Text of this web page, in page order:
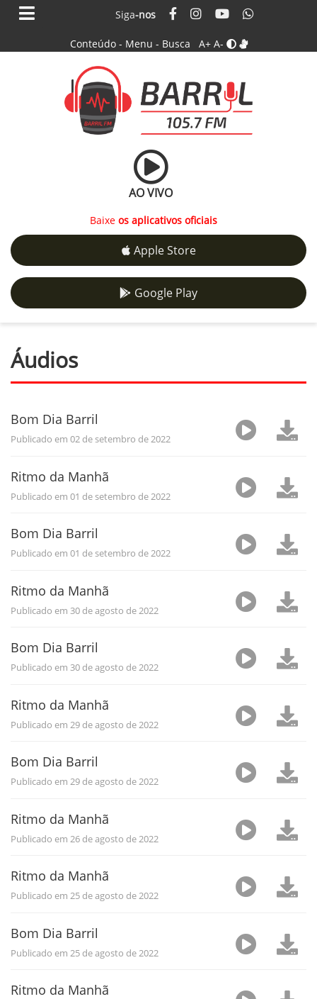
Siga-nos
Conteúdo - Menu - Busca A+ A-
AO VIVO
Baixe os aplicativos oficiais
Apple Store
Google Play
Áudios
Bom Dia Barril
Publicado em 02 de setembro de 2022
Ritmo da Manhã
Publicado em 01 de setembro de 2022
Bom Dia Barril
Publicado em 01 de setembro de 2022
Ritmo da Manhã
Publicado em 30 de agosto de 2022
Bom Dia Barril
Publicado em 30 de agosto de 2022
Ritmo da Manhã
Publicado em 29 de agosto de 2022
Bom Dia Barril
Publicado em 29 de agosto de 2022
Ritmo da Manhã
Publicado em 26 de agosto de 2022
Ritmo da Manhã
Publicado em 25 de agosto de 2022
Bom Dia Barril
Publicado em 25 de agosto de 2022
Ritmo da Manhã